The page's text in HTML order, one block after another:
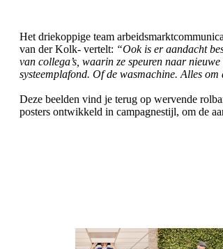
Het driekoppige team
van der Kolk- vertelt: “Ook is er aandacht
van collega’s, waarin ze speuren naar
systeemplafond. Of de wasmachine. Alles om
Deze beelden vind je terug op wervende
posters ontwikkeld in campagnestijl, om de